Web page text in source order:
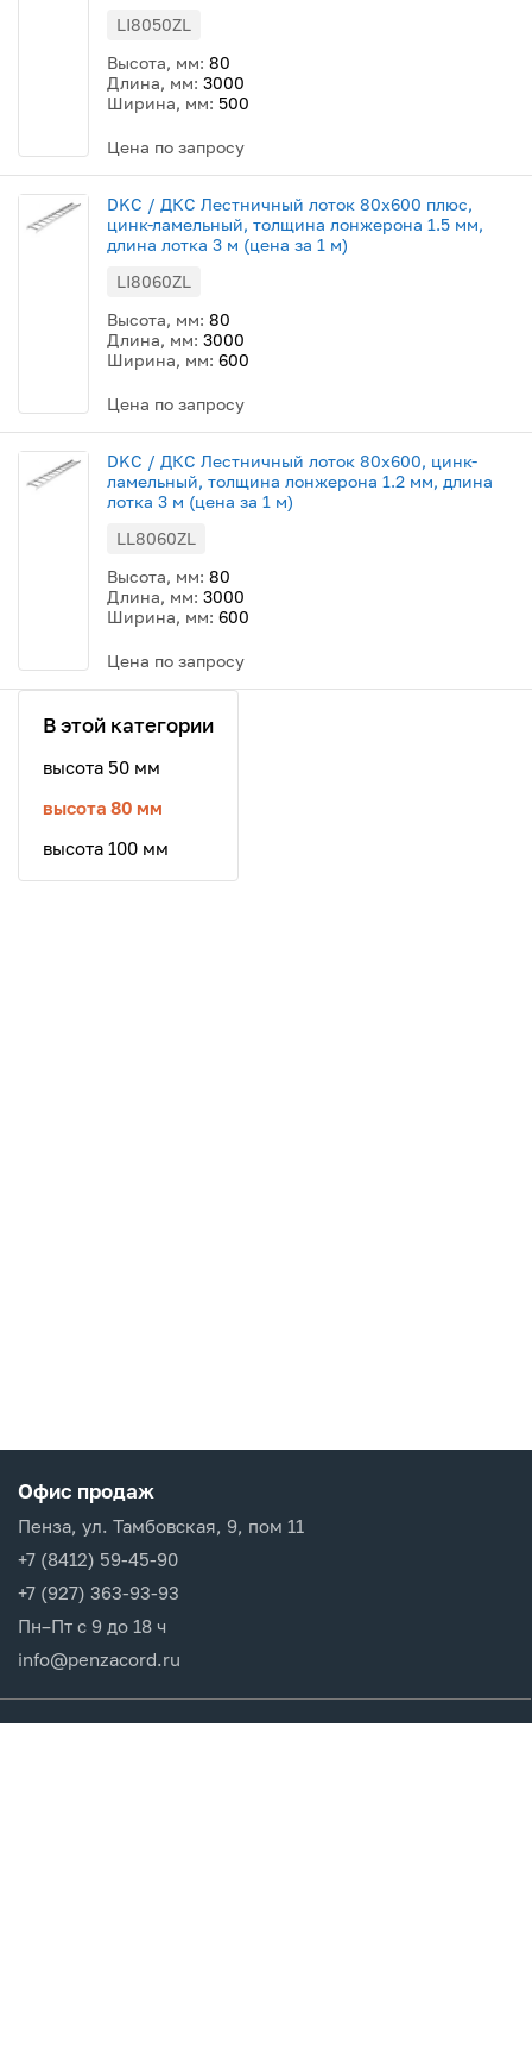
LI8050ZL
Высота, мм: 80
Длина, мм: 3000
Ширина, мм: 500
Цена по запросу
DKC / ДКС Лестничный лоток 80х600 плюс,
цинк-ламельный, толщина лонжерона 1.5 мм,
длина лотка 3 м (цена за 1 м)
LI8060ZL
Высота, мм: 80
Длина, мм: 3000
Ширина, мм: 600
Цена по запросу
DKC / ДКС Лестничный лоток 80х600, цинк-
ламельный, толщина лонжерона 1.2 мм, длина
лотка 3 м (цена за 1 м)
LL8060ZL
Высота, мм: 80
Длина, мм: 3000
Ширина, мм: 600
Цена по запросу
В этой категории
высота 50 мм
высота 80 мм
высота 100 мм
Офис продаж
Пенза, ул. Тамбовская, 9, пом 11
+7 (8412) 59-45-90
+7 (927) 363-93-93
Пн–Пт с 9 до 18 ч
info@penzacord.ru
Производители